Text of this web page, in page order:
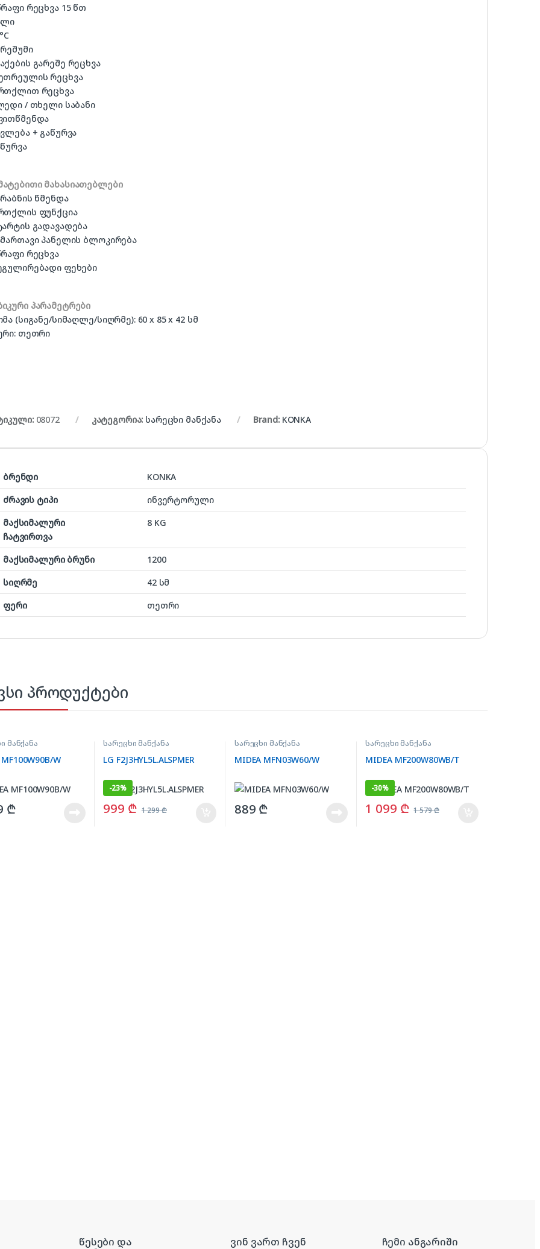
რეცხვა 15 წთ
გარეშე რეცხვა
რეცხვა
რეცხვა
/ თხელი საბანი
+ გაწურვა
მახასიათებლები
წმენდა
ფუნქცია
გადავადება
პანელის ბლოკირება
რეცხვა
ფეხები
პარამეტრები
(სიგანე/სიმაღლე/სიღრმე): 60 x 85 x 42 სმ
თეთრი
08072 კატეგორია: სარეცხი მანქანა Brand: KONKA
ბრენდი
KONKA
ძრავის ტიპი
ინვერტორული
მაქსიმალური
ჩატვირთვა
8 KG
მაქსიმალური ბრუნი
1200
სიღრმე
42 სმ
ფერი
თეთრი
პროდუქტები
მანქანა
W
₾
სარეცხი მანქანა
LG F2J3HYL5L.ALSPMER
-23%
999 ₾ 1 299₾
სარეცხი მანქანა
MIDEA MFN03W60/W
889 ₾
სარეცხი მანქანა
MIDEA MF200W80WB/T
-30%
1 099 ₾ 1 579₾
წესები და
ვინ ვართ ჩვენ ჩემი ანგარიში